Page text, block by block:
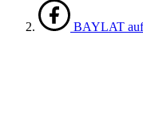
BAYLAT